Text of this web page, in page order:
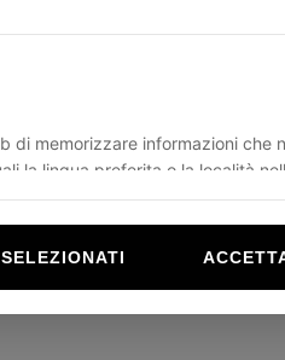
di memorizzare informazioni che
la lingua preferita o la località